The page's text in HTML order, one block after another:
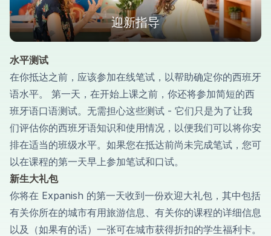
迎新指导
水平测试
在你抵达之前，应该参加在线笔试，以帮助确定你的西班牙
语水平。 第一天，在开始上课之前，你还将参加简短的西
班牙语口语测试。无需担心这些测试 - 它们只是为了让我
们评估你的西班牙语知识和使用情况，以便我们可以将你安
排在适当的班级水平。如果您在抵达前尚未完成笔试，您可
以在课程的第一天早上参加笔试和口试。
新生大礼包
你将在 Expanish 的第一天收到一份欢迎大礼包，其中包括
有关你所在的城市有用旅游信息、有关你的课程的详细信息
以及（如果有的话）一张可在城市获得折扣的学生福利卡。